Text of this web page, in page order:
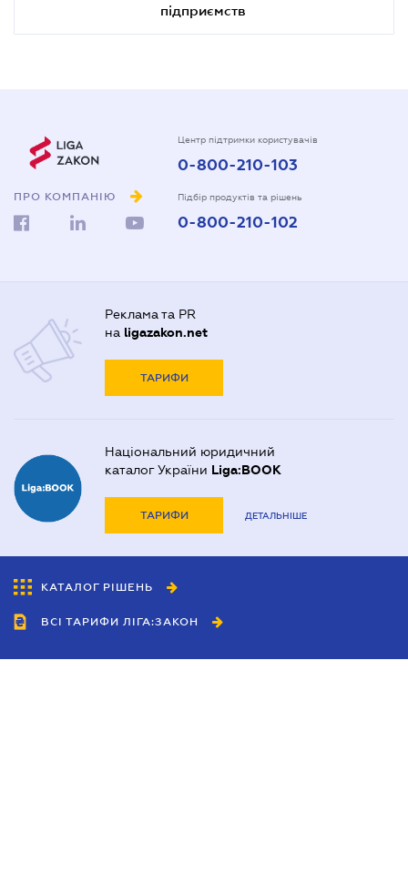
підприємств
ПРО КОМПАНІЮ
Центр підтримки користувачів
0-800-210-103
Підбір продуктів та рішень
0-800-210-102
Реклама та PR
на ligazakon.net
ТАРИФИ
Національний юридичний
каталог України Liga:BOOK
ТАРИФИ ДЕТАЛЬНІШЕ
КАТАЛОГ РІШЕНЬ
ВСІ ТАРИФИ ЛІГА:ЗАКОН